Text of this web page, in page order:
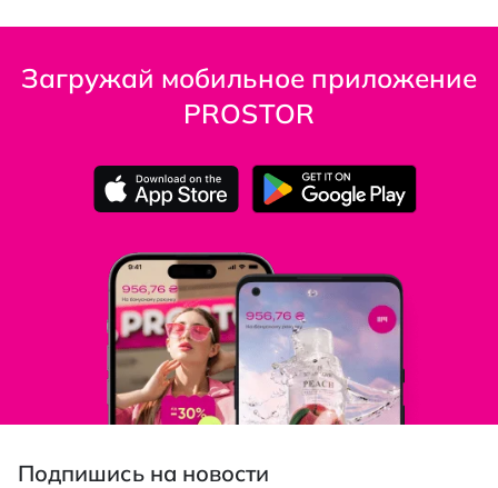
Загружай мобильное приложение
PROSTOR
Подпишись на новости